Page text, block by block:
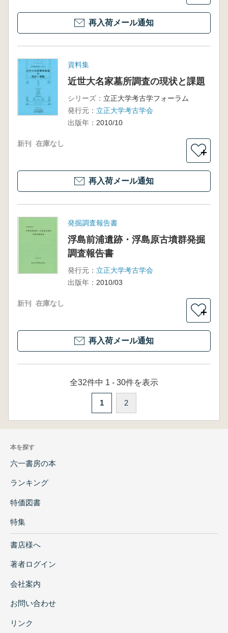
再入荷メール通知
資料集
近世大名家墓所調査の現状と課題
シリーズ： 立正大学考古学フォーラム
発行元： 立正大学考古学会
出版年： 2010/10
新刊 在庫なし
＋
再入荷メール通知
発掘調査報告書
浮島前浦遺跡・浮島原古墳群発掘
調査報告書
発行元： 立正大学考古学会
出版年： 2010/03
新刊 在庫なし
＋
再入荷メール通知
全32件中 1 - 30件を表示
1 2
本を探す
六一書房の本
ランキング
特価図書
特集
書店様へ
著者ログイン
会社案内
お問い合わせ
リンク